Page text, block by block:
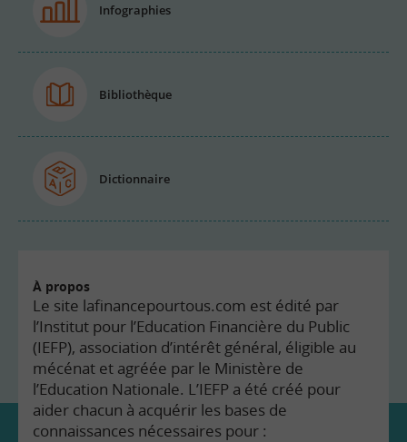
Infographies
Bibliothèque
Dictionnaire
À propos
Le site lafinancepourtous.com est édité par
l’Institut pour l’Education Financière du Public
(IEFP), association d’intérêt général, éligible au
mécénat et agréée par le Ministère de
l’Education Nationale. L’IEFP a été créé pour
aider chacun à acquérir les bases de
connaissances nécessaires pour :